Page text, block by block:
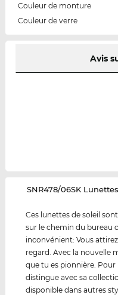
Couleur de monture
Couleur de verre
Avis
‌SNR478/06SK
Ces lunettes de soleil
sur le chemin du bureau
inconvénient: Vous
regard. Avec la nouvelle
que tu es pionnière.
distingue avec sa
disponible dans autres